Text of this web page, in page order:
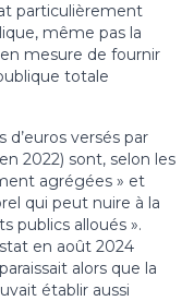
particulièrement
même pas la
mesure de fournir
totale
d’euros versés par
2022) sont, selon les
agrégées » et
qui peut nuire à la
publics alloués ».
en août 2024
alors que la
établir aussi